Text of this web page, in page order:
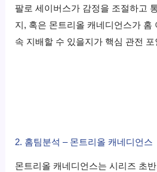
팔로 세이버스가 감정을 조절하고
지, 혹은 몬트리올 캐네디언스가 홈
속 지배할 수 있을지가 핵심 관전 포
2. 홈팀분석 – 몬트리올 캐네디언스
몬트리올 캐네디언스는 시리즈 초